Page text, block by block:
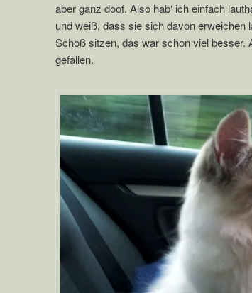
aber ganz doof. Also hab‘ ich einfach
und weiß, dass sie sich davon erweichen
Schoß sitzen, das war schon viel besser.
gefallen.